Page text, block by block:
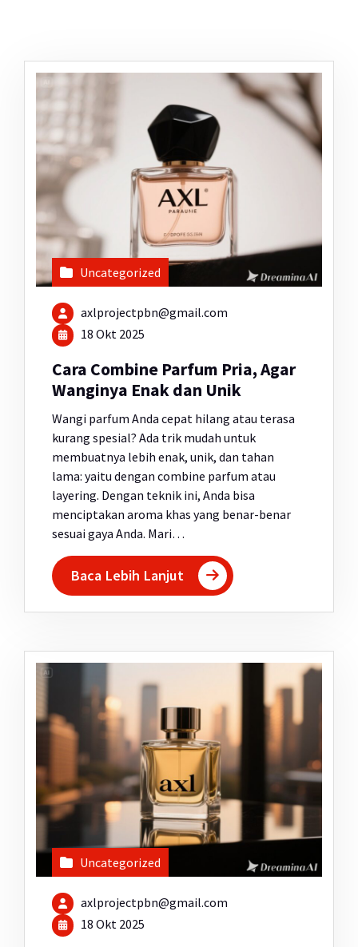
Uncategorized
axlprojectpbn@gmail.com
18 Okt 2025
Cara Combine Parfum Pria, Agar
Wanginya Enak dan Unik
Wangi parfum Anda cepat hilang atau terasa
kurang spesial? Ada trik mudah untuk
membuatnya lebih enak, unik, dan tahan
lama: yaitu dengan combine parfum atau
layering. Dengan teknik ini, Anda bisa
menciptakan aroma khas yang benar-benar
sesuai gaya Anda. Mari…
Baca Lebih Lanjut
Uncategorized
axlprojectpbn@gmail.com
18 Okt 2025